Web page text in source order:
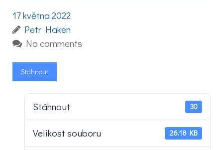
17 května 2022
Petr Haken
No comments
Stáhnout
Stáhnout 30
Velikost souboru 26.18 KB